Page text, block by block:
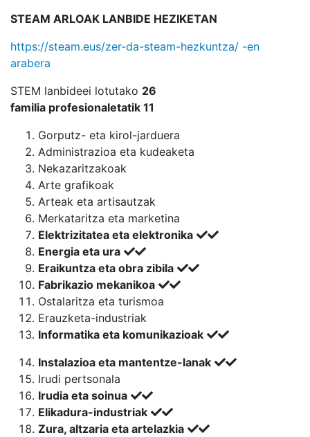
STEAM ARLOAK LANBIDE HEZIKETAN
https://steam.eus/zer-da-steam-hezkuntza/ -en
arabera
STEM lanbideei lotutako 26
familia profesionaletatik 11
Gorputz- eta kirol-jarduera
Administrazioa eta kudeaketa
Nekazaritzakoak
Arte grafikoak
Arteak eta artisautzak
Merkataritza eta marketina
Elektrizitatea eta elektronika
Energia eta ura
Eraikuntza eta obra zibila
Fabrikazio mekanikoa
Ostalaritza eta turismoa
Erauzketa-industriak
Informatika eta komunikazioak
Instalazioa eta mantentze-lanak
Irudi pertsonala
Irudia eta soinua
Elikadura-industriak
Zura, altzaria eta artelazkia